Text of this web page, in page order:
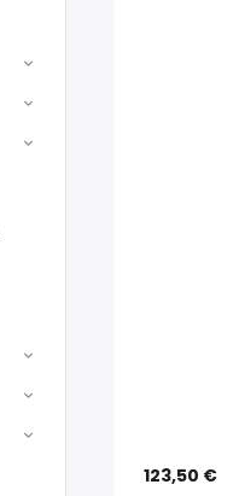
123,50 €